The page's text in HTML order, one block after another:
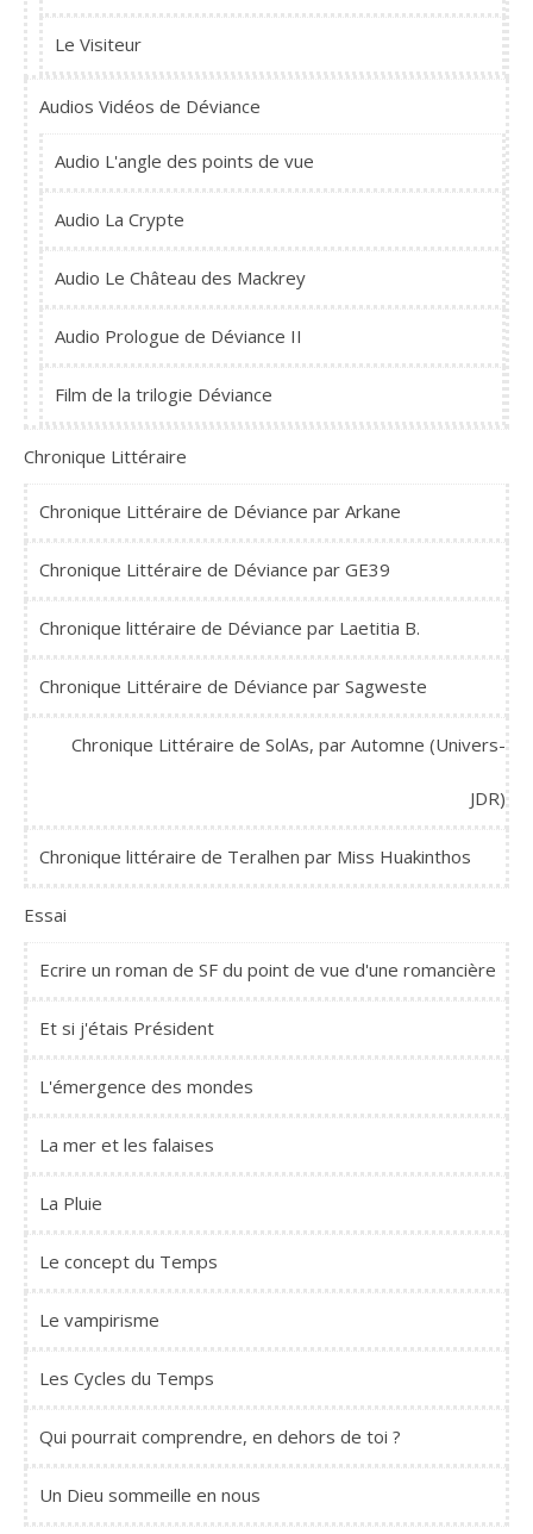
Le Visiteur
Audios Vidéos de Déviance
Audio L'angle des points de vue
Audio La Crypte
Audio Le Château des Mackrey
Audio Prologue de Déviance II
Film de la trilogie Déviance
Chronique Littéraire
Chronique Littéraire de Déviance par Arkane
Chronique Littéraire de Déviance par GE39
Chronique littéraire de Déviance par Laetitia B.
Chronique Littéraire de Déviance par Sagweste
Chronique Littéraire de SolAs, par Automne (Univers-
JDR)
Chronique littéraire de Teralhen par Miss Huakinthos
Essai
Ecrire un roman de SF du point de vue d'une romancière
Et si j'étais Président
L'émergence des mondes
La mer et les falaises
La Pluie
Le concept du Temps
Le vampirisme
Les Cycles du Temps
Qui pourrait comprendre, en dehors de toi ?
Un Dieu sommeille en nous